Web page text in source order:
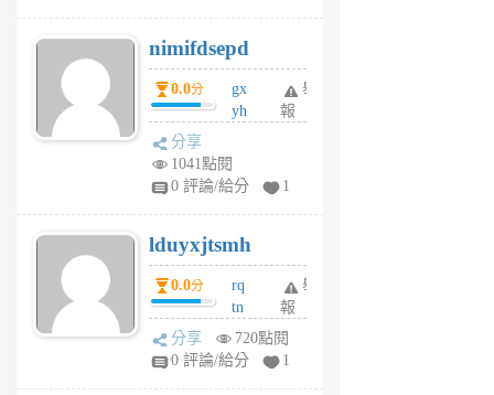
U
5
個
月
nimifdsepd
0.0分
gx
yh
jl
月
前
舉
報
分享
1041點閱
0 評論/給分
1
lduyxjtsmh
0.0分
rq
tn
jt
gl
舉
報
分享
720點閱
0 評論/給分
1